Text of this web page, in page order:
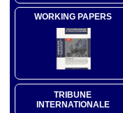
WORKING PAPERS
TRIBUNE
INTERNATIONALE